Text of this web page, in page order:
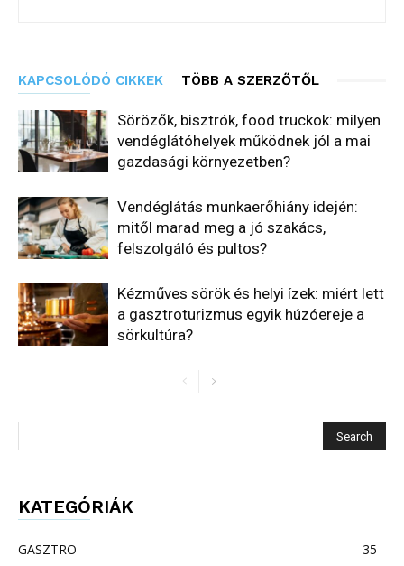
KAPCSOLÓDÓ CIKKEK TÖBB A SZERZŐTŐL
Sörözők, bisztrók, food truckok: milyen
vendéglátóhelyek működnek jól a mai
gazdasági környezetben?
Vendéglátás munkaerőhiány idején:
mitől marad meg a jó szakács,
felszolgáló és pultos?
Kézműves sörök és helyi ízek: miért lett
a gasztroturizmus egyik húzóereje a
sörkultúra?
KATEGÓRIÁK
GASZTRO 35